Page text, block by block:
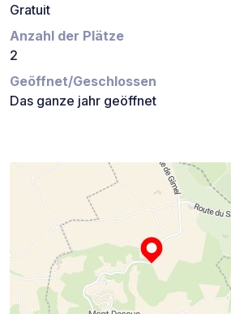
Gratuit
Anzahl der Plätze
2
Geöffnet/Geschlossen
Das ganze jahr geöffnet